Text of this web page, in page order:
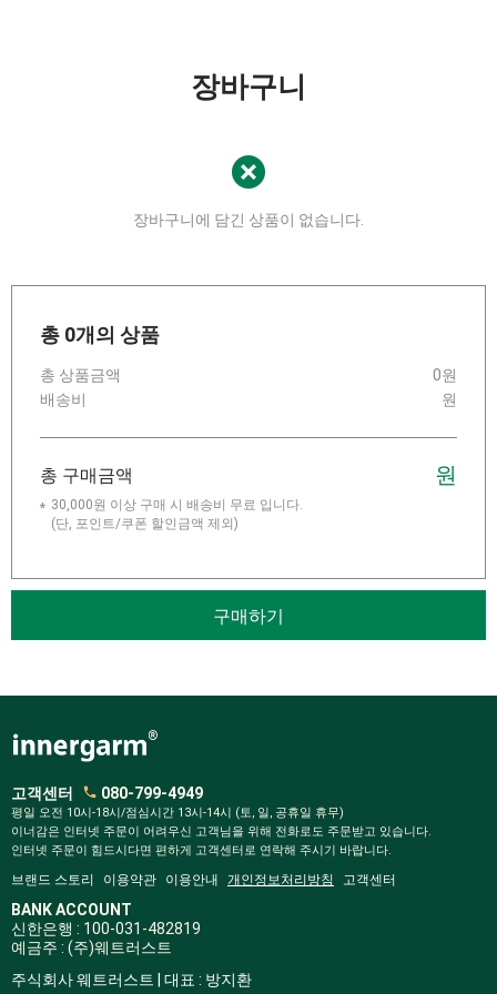
장바구니
장바구니에 담긴 상품이 없습니다.
총 0개의 상품
총 상품금액
0원
배송비
원
총 구매금액 원
30,000원 이상 구매 시 배송비 무료 입니다.
(단, 포인트/쿠폰 할인금액 제외)
구매하기
고객센터 080-799-4949
평일 오전 10시-18시/점심시간 13시-14시 (토, 일, 공휴일 휴무)
이너감은 인터넷 주문이 어려우신 고객님을 위해 전화로도 주문받고 있습니다.
인터넷 주문이 힘드시다면 편하게 고객센터로 연락해 주시기 바랍니다.
브랜드 스토리 이용약관 이용안내 개인정보처리방침 고객센터
BANK ACCOUNT
신한은행 : 100-031-482819
예금주 : (주)웨트러스트
주식회사 웨트러스트 | 대표 : 방지환